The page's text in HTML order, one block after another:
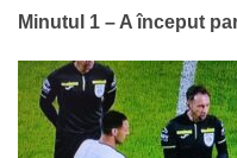
Minutul 1 – A început